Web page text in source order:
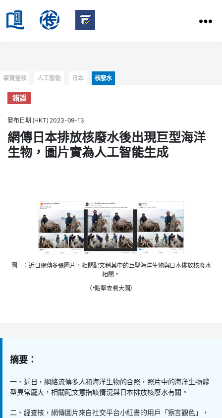
HKBU
of
Communication
Categories
事實查核 人工智能 日本 核廢水
錯誤
發布日期 (HKT) 2023-09-13
網傳日本排放核廢水後出現巨型海洋
生物，圖片實為人工智能生成
圖一：近日網傳多張圖片，相關配文稱其中的巨型海洋生物與日本排放核廢水
相關。
（*點擊查看大圖）
摘要：
一、近日，網絡流傳多人和海洋生物的合照，照片中的海洋生物體
型異常龐大，相關配文意指該情況與日本排放核廢水有關。
二、經查核，網傳圖片來自社交平台小紅書的用戶「察言觀色」，